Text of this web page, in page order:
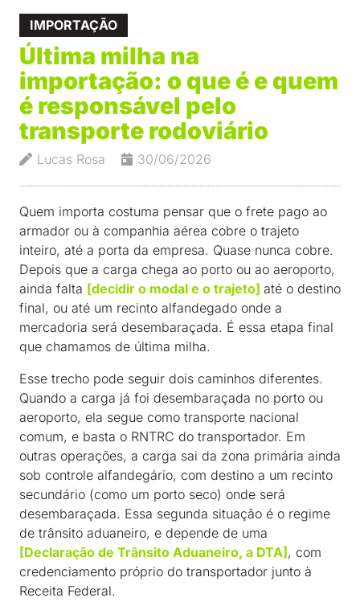
IMPORTAÇÃO
Última milha na
importação: o que é e quem
é responsável pelo
transporte rodoviário
Lucas Rosa 30/06/2026
Quem importa costuma pensar que o frete pago ao
armador ou à companhia aérea cobre o trajeto
inteiro, até a porta da empresa. Quase nunca cobre.
Depois que a carga chega ao porto ou ao aeroporto,
ainda falta [decidir o modal e o trajeto] até o destino
final, ou até um recinto alfandegado onde a
mercadoria será desembaraçada. É essa etapa final
que chamamos de última milha.
Esse trecho pode seguir dois caminhos diferentes.
Quando a carga já foi desembaraçada no porto ou
aeroporto, ela segue como transporte nacional
comum, e basta o RNTRC do transportador. Em
outras operações, a carga sai da zona primária ainda
sob controle alfandegário, com destino a um recinto
secundário (como um porto seco) onde será
desembaraçada. Essa segunda situação é o regime
de trânsito aduaneiro, e depende de uma
[Declaração de Trânsito Aduaneiro, a DTA] , com
credenciamento próprio do transportador junto à
Receita Federal.